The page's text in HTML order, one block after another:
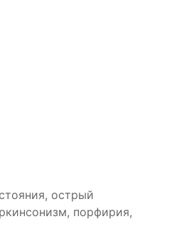
острый
порфирия,